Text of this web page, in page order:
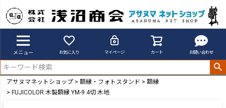
メニュー お気に入り マイページ カート お問い合わせ
アサヌマネットショップ 額縁・フォトスタンド
額縁
FUJICOLOR 木製額縁 YM-9 4切 木地